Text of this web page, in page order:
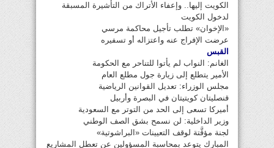
الكويت إليها.. وإعفاء الأتراك من التأشيرة المسبقة
لدخول الكويت
«الإخوان» تطلب تأجيل محاكمة مرسي
عرضت الإفراج عنه واعتزاله أو تسفيره
القبس
الغانم: النواب لم يأتوا للتناحر مع الحكومة
الأمير يتطلع إلى زيارة جول مطلع العام
مجلس الوزراء: تعديل القوانين الرياضية
قنصليتان كويتيتان في البصرة وأربيل
أميركا تسعى إلى الحد من التوتر مع السعودية
وزير الداخلية: لن نسمح بشق الصف الوطني
لجنة مؤقَّتة لوقف التعيينات «البراشوتية»
المبارك يتوعد بمحاسبة المسؤولين عن تعطل المشاريع